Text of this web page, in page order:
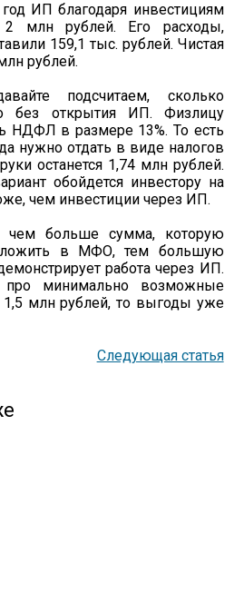
ИП благодаря инвестициям
млн рублей. Его расходы,
159,1 тыс. рублей. Чистая
рублей.
подсчитаем, сколько
без открытия ИП. Физлицу
НДФЛ в размере 13%. То есть
нужно отдать в виде налогов
останется 1,74 млн рублей.
обойдется инвестору на
чем инвестиции через ИП.
чем больше сумма, которую
в МФО, тем большую
работа через ИП.
минимально возможные
млн рублей, то выгоды уже
Следующая статья